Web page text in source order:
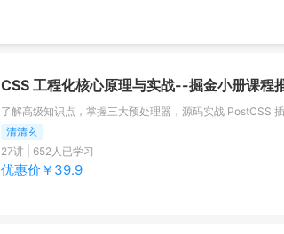
CSS 工程化核心原理与实战--掘金小册课程
了解高级知识点，掌握三大预处理器，源码实战 PostCSS
清清玄
27讲 | 652人已学习
优惠价￥ 39.9